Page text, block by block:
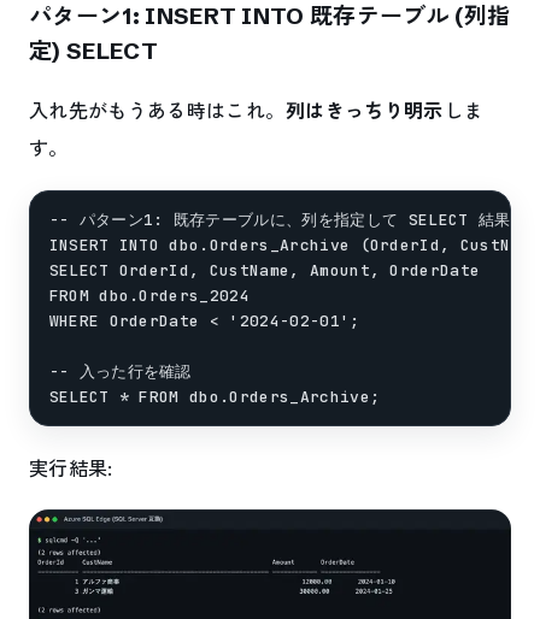
パターン1: INSERT INTO 既存テーブル (列指
定) SELECT
入れ先がもうある時はこれ。 列はきっちり明示 しま
す。
-- パターン1: 既存テーブルに、列を指定して SELECT 結果を
INSERT INTO dbo.Orders_Archive (OrderId,
SELECT OrderId, CustName, Amount, OrderDate
FROM dbo.Orders_2024
WHERE OrderDate < '2024-02-01';
-- 入った行を確認
実行結果: